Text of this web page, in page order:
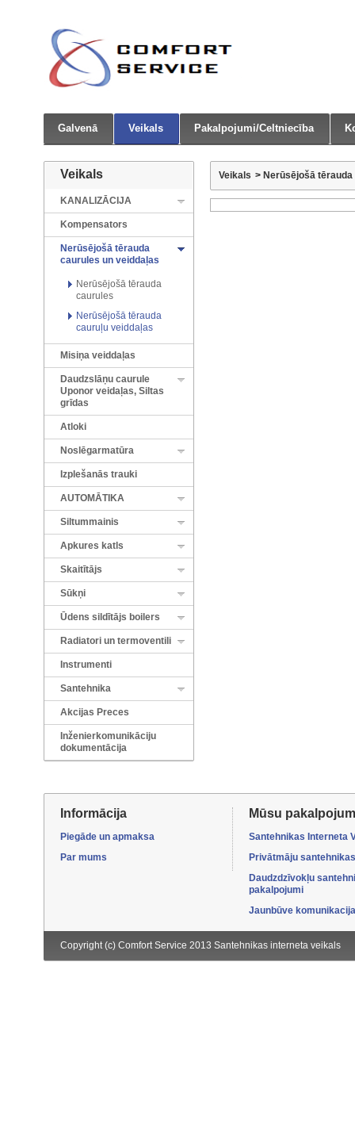
Galvenā Veikals Pakalpojumi/Celtniecība
Veikals
KANALIZĀCIJA
Kompensators
Nerūsējošā tērauda
caurules un veiddaļas
Nerūsējošā tērauda
caurules
Nerūsējošā tērauda
cauruļu veiddaļas
Misiņa veiddaļas
Daudzslāņu caurule
Uponor veidaļas, Siltas
grīdas
Atloki
Noslēgarmatūra
Izplešanās trauki
AUTOMĀTIKA
Siltummainis
Apkures katls
Skaitītājs
Sūkņi
Ūdens sildītājs boilers
Radiatori un termoventili
Instrumenti
Santehnika
Akcijas Preces
Inženierkomunikāciju
dokumentācija
Veikals > Nerūsējošā
Informācija
Piegāde un apmaksa
Par mums
Mūsu
Santehnikas Interneta
Privātmāju
Daudzdzīvokļu
pakalpojumi
Jaunbūve
Copyright (c) Comfort Service 2013 Santehnikas interneta veikals